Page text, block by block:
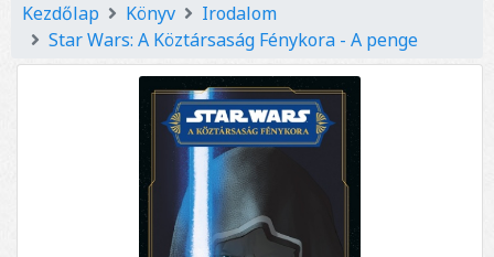
Kezdőlap Könyv
Irodalom
Star Wars: A Köztársaság Fénykora - A penge